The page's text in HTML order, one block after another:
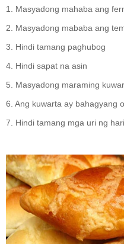
1. Masyadong mahaba ang
2. Masyadong mababa ang
3. Hindi tamang paghubog
4. Hindi sapat na asin
5. Masyadong maraming
6. Ang kuwarta ay bahagyang
7. Hindi tamang mga uri ng